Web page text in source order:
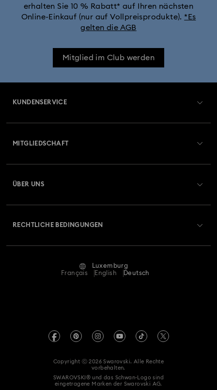
erhalten Sie 10 % Rabatt* auf Ihren nächsten
Online-Einkauf (nur auf Vollpreisprodukte). *Es
gelten die AGB
Mitglied im Club werden
KUNDENSERVICE
Retouren und Umtausch
Reparaturstatus
Termin buchen
MITGLIEDSCHAFT
ÜBER UNS
Code of Conduct & Policies
RECHTLICHE BEDINGUNGEN
REACH-Informationen
Erklärung zur Barrierefreiheit
Luxemburg
Français
English Deutsch
Copyright ⓒ 2026 Swarovski. Alle Rechte
vorbehalten.
SWAROVSKI® und das Schwan-Logo sind
eingetragene Marken der Swarovski AG.